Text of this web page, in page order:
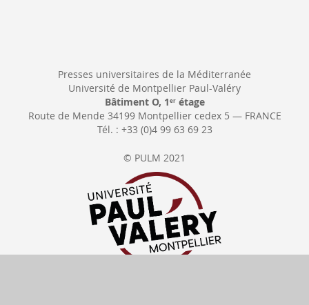
Presses universitaires de la Méditerranée
Université de Montpellier Paul-Valéry
Bâtiment O, 1 erétage
Route de Mende 34199 Montpellier cedex 5 — FRANCE
Tél. : +33 (0)4 99 63 69 23
© PULM 2021